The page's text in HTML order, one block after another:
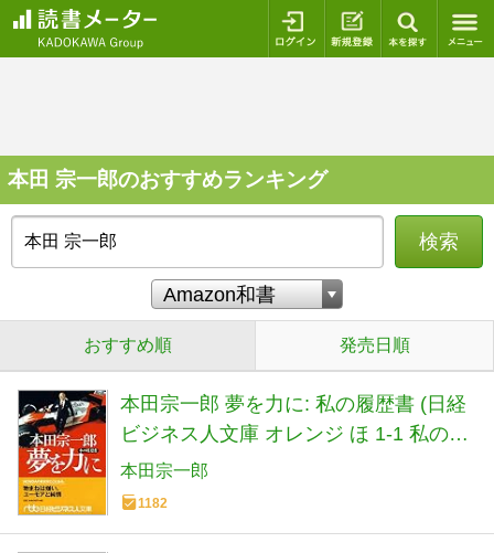
ログイン 新規登録
本田 宗一郎のおすすめランキング
検索
おすすめ順 発売日順
本田宗一郎 夢を力に: 私の履歴書 (日経
ビジネス人文庫 オレンジ ほ 1-1 私の履
歴書)
本田宗一郎
1182